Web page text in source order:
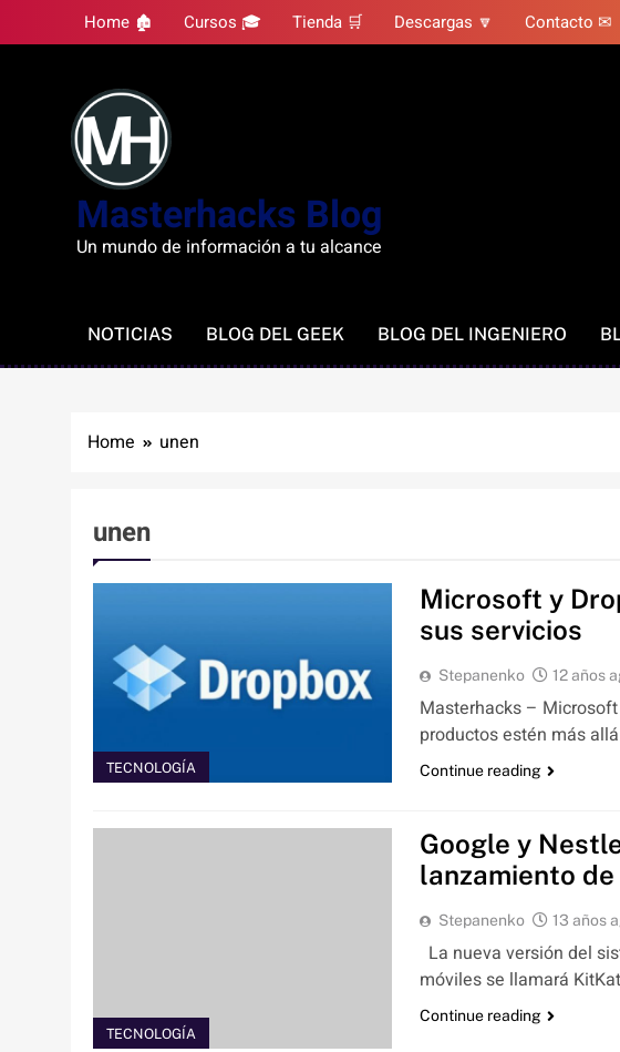
to
Home 🏚 Cursos 🎓 Tienda 🛒 Descargas 🔽 Contacto ✉
Masterhacks Blog
Un mundo de información a tu alcance
NOTICIAS BLOG DEL GEEK BLOG DEL INGENIERO
Home unen
unen
TECNOLOGÍA
Microsoft y
sus servicios
Stepanenko 12 años
Masterhacks –
productos estén más
Continue reading
TECNOLOGÍA
Google y
lanzamiento
Stepanenko 13 años
La nueva versión del
móviles se llamará
Continue reading